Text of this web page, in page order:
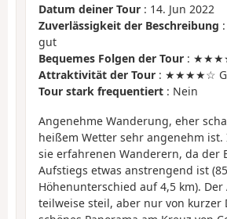
Datum deiner Tour : 14. Jun 2022
Zuverlässigkeit der Beschreibung
gut
Bequemes Folgen der Tour :
Attraktivität der Tour : ★★★★☆
Tour stark frequentiert : Nein
Angenehme Wanderung, eher
heißem Wetter sehr angenehm
sie erfahrenen Wanderern, da der
Aufstiegs etwas anstrengend ist
Höhenunterschied auf 4,5 km).
teilweise steil, aber nur von kurzer